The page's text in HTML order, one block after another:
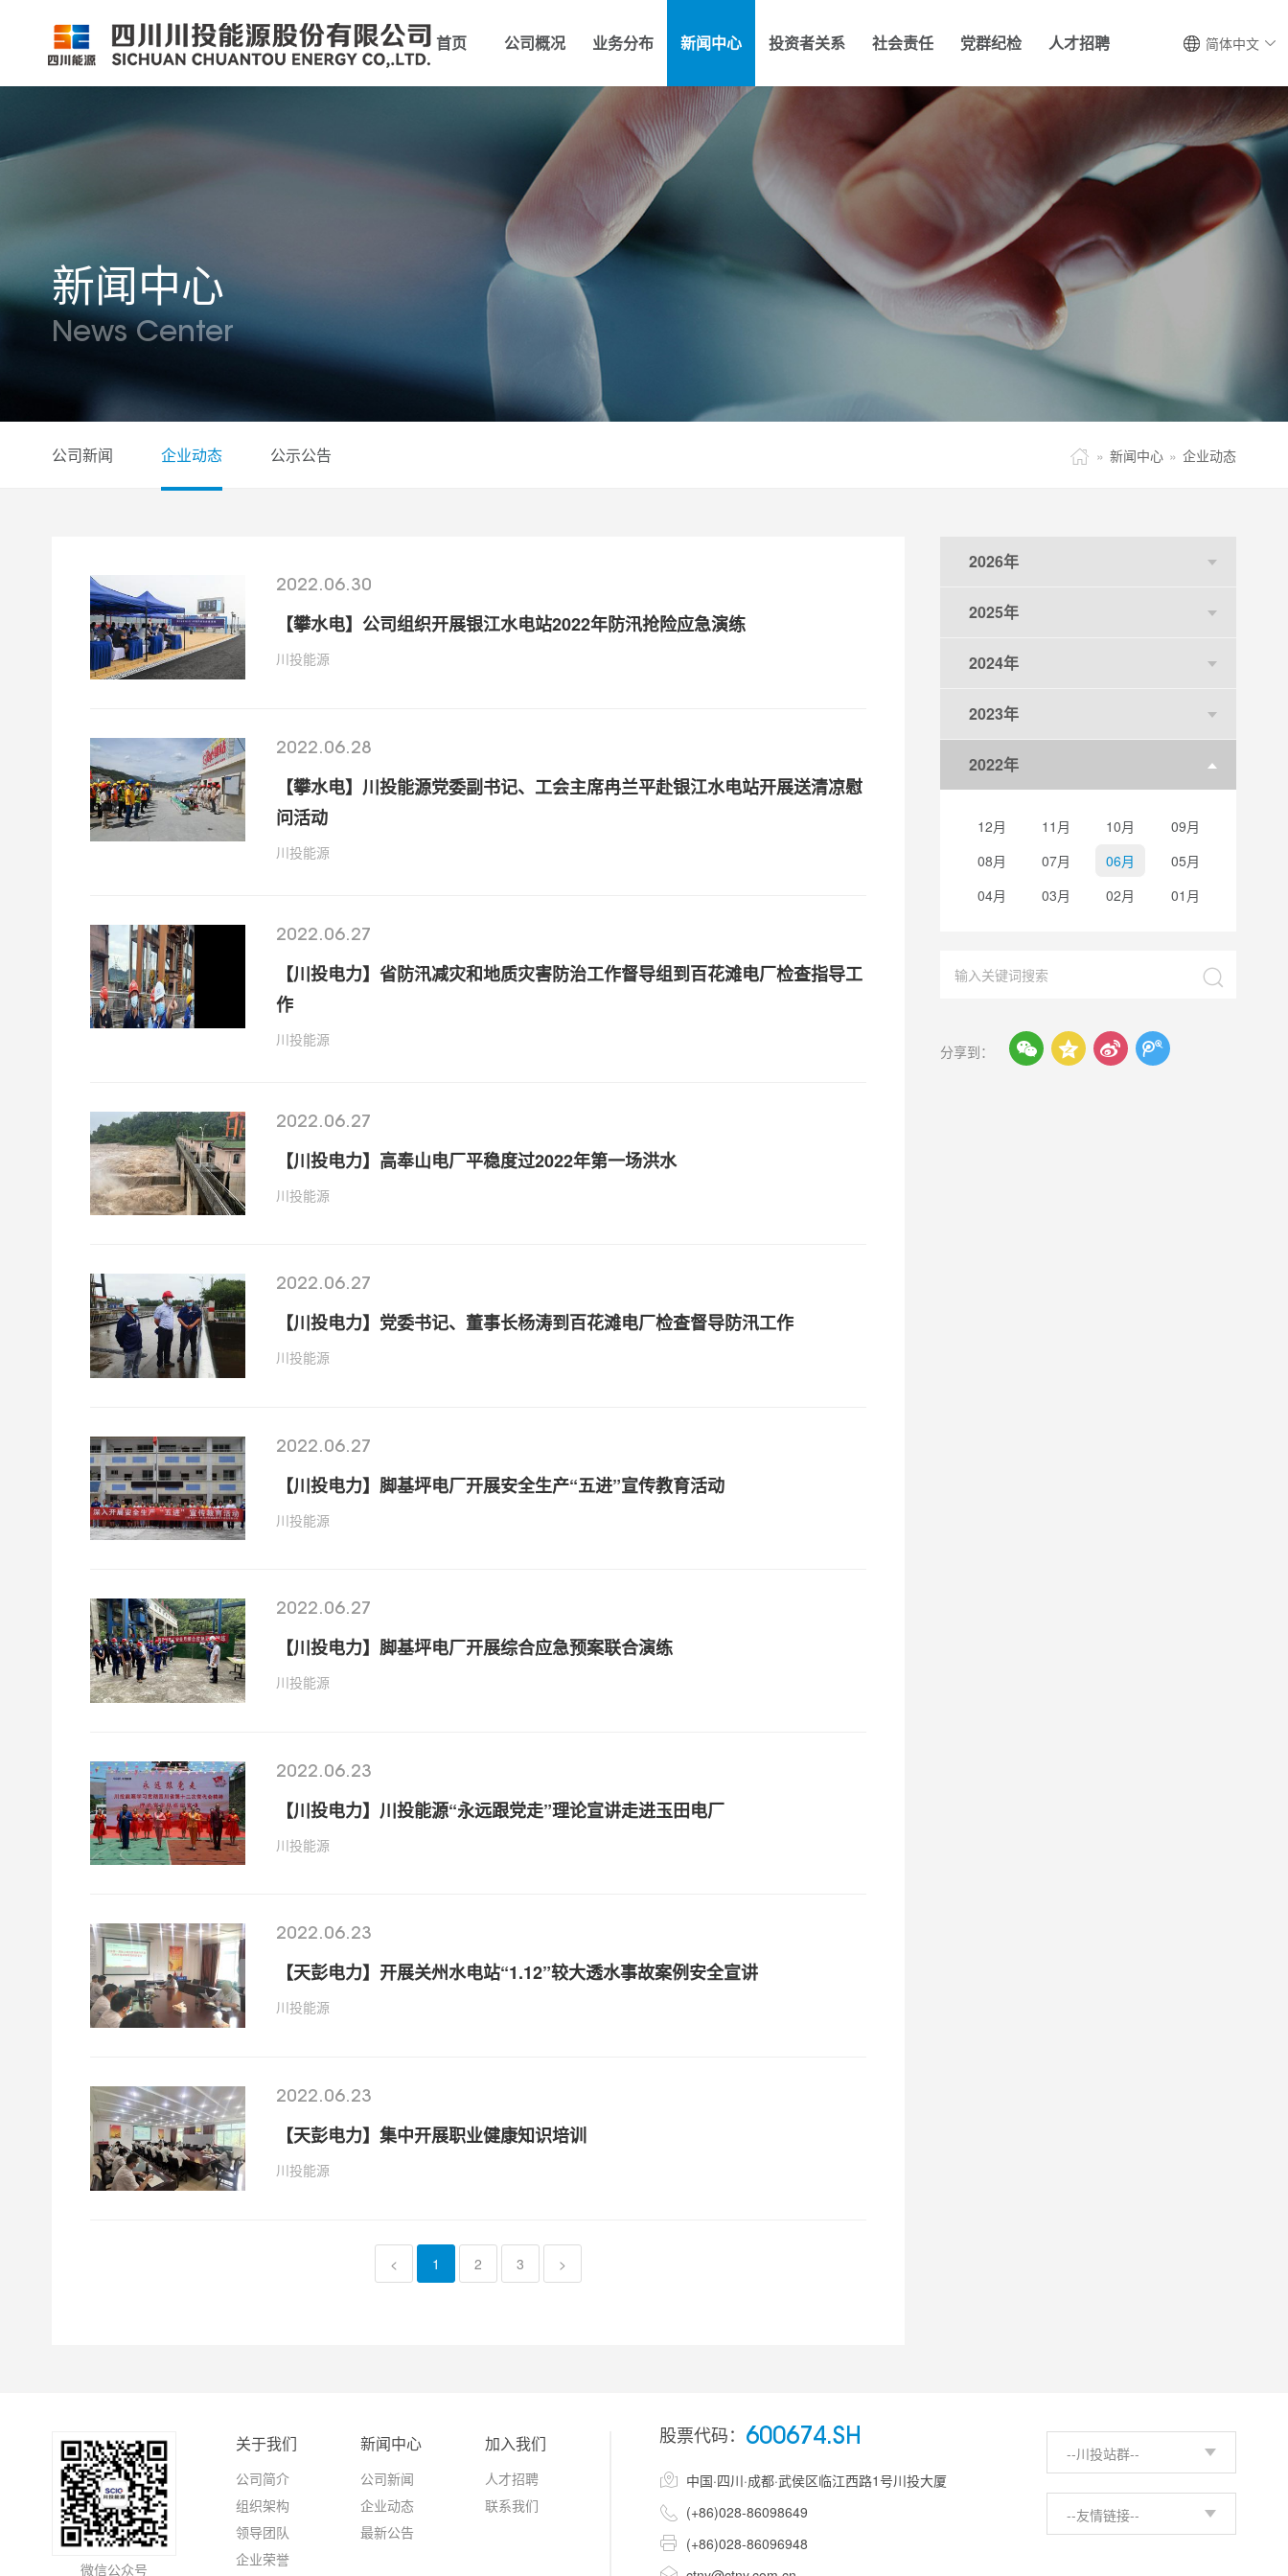
简体中文
首页 公司概况 业务分布 新闻中心 投资者关系 社会责任 党群纪检 人才招聘
公司简介 组织架构 领导团队 企业荣誉
公司新闻 企业动态 公示公告
公司资料 股票信息 最新公告 公司邮箱
党群工作 纪检监察
新闻中心
News Center
公司新闻 企业动态 公示公告  » 新闻中心 » 企业动态
2022.06.30
【攀水电】公司组织开展银江水电站2022年防汛抢险应急演练
川投能源
2022.06.28
【攀水电】川投能源党委副书记、工会主席冉兰平赴银江水电站开展送清凉慰
问活动
川投能源
2022.06.27
【川投电力】省防汛减灾和地质灾害防治工作督导组到百花滩电厂检查指导工
作
川投能源
2022.06.27
【川投电力】高奉山电厂平稳度过2022年第一场洪水
川投能源
2022.06.27
【川投电力】党委书记、董事长杨涛到百花滩电厂检查督导防汛工作
川投能源
2022.06.27
【川投电力】脚基坪电厂开展安全生产“五进”宣传教育活动
川投能源
2022.06.27
【川投电力】脚基坪电厂开展综合应急预案联合演练
川投能源
2022.06.23
【川投电力】川投能源“永远跟党走”理论宣讲走进玉田电厂
川投能源
2022.06.23
【天彭电力】开展关州水电站“1.12”较大透水事故案例安全宣讲
川投能源
2022.06.23
【天彭电力】集中开展职业健康知识培训
川投能源
< 1 2 3 >
2026年
2025年
2024年
2023年
2022年
12月 11月 10月
09月
08月
07月 06月
05月
04月
03月 02月 01月

分享到：    
微信公众号
关于我们
公司简介
组织架构
领导团队
企业荣誉
新闻中心
公司新闻
企业动态
最新公告
加入我们
人才招聘
联系我们
股票代码： 600674.SH
 中国·四川·成都·武侯区临江西路1号川投大厦
 (+86)028-86098649
 (+86)028-86096948
--川投站群--
--友情链接--